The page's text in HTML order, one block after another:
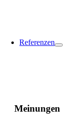
Referenzen
Meinungen